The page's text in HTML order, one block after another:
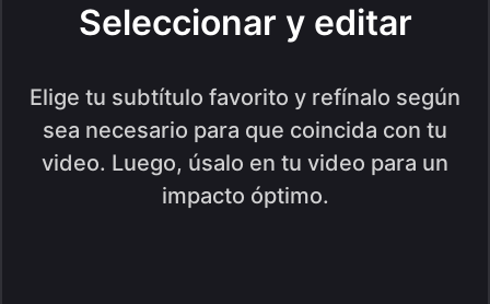
Seleccionar y editar
Elige tu subtítulo favorito y refínalo según
sea necesario para que coincida con tu
video. Luego, úsalo en tu video para un
impacto óptimo.